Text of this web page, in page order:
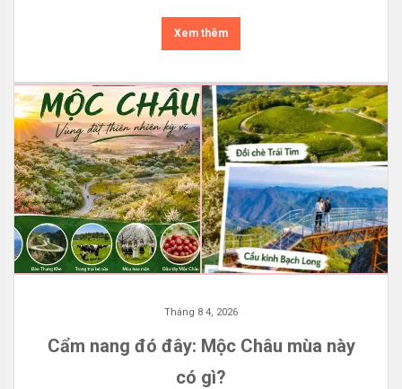
Xem thêm
Tháng 8 4, 2026
Cẩm nang đó đây: Mộc Châu mùa này
có gì?